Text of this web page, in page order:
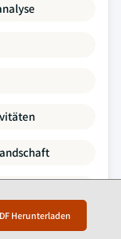
Herunterladen